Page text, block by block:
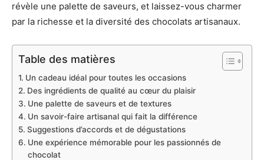
révèle une palette de saveurs, et laissez-vous charmer
par la richesse et la diversité des chocolats artisanaux.
Table des matières
Un cadeau idéal pour toutes les occasions
Des ingrédients de qualité au cœur du plaisir
Une palette de saveurs et de textures
Un savoir-faire artisanal qui fait la différence
Suggestions d’accords et de dégustations
Une expérience mémorable pour les passionnés de
chocolat